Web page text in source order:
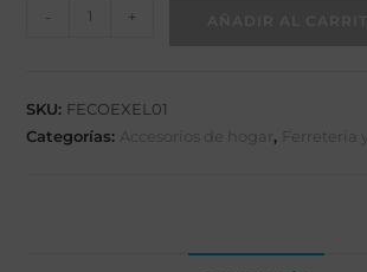
- +
SKU: FECOEXEL01
Categorías: Accesorios de hogar , Ferretería